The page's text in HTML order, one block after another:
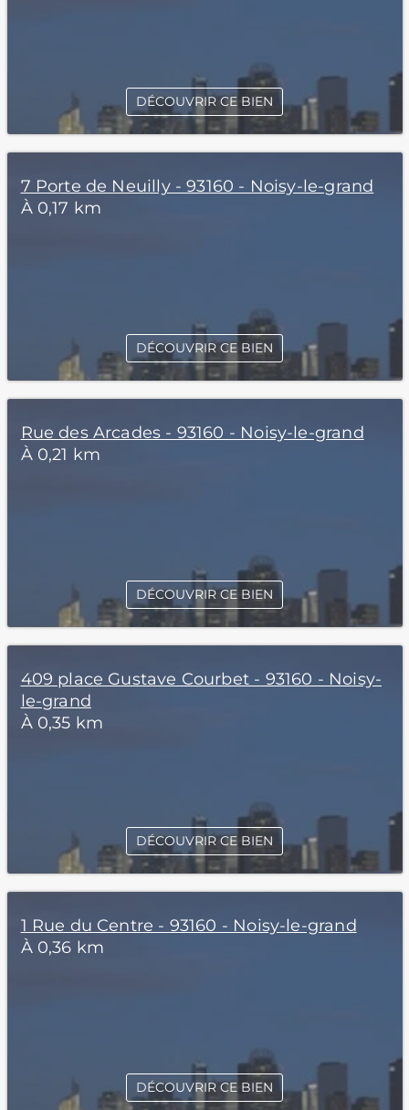
DÉCOUVRIR CE BIEN
7 Porte de Neuilly - 93160 - Noisy-le-grand
À 0,17 km
DÉCOUVRIR CE BIEN
Rue des Arcades - 93160 - Noisy-le-grand
À 0,21 km
DÉCOUVRIR CE BIEN
409 place Gustave Courbet - 93160 - Noisy-
le-grand
À 0,35 km
DÉCOUVRIR CE BIEN
1 Rue du Centre - 93160 - Noisy-le-grand
À 0,36 km
DÉCOUVRIR CE BIEN